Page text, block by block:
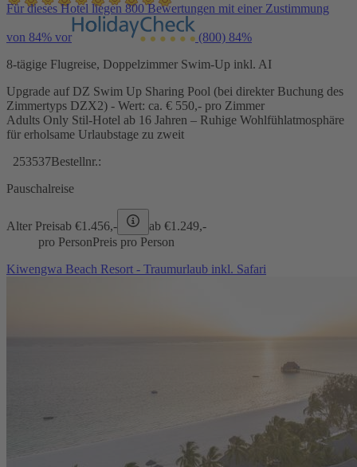
Für dieses Hotel liegen 800 Bewertungen mit einer Zustimmung
von 84% vor (800) 84%
8-tägige Flugreise, Doppelzimmer Swim-Up inkl. AI
Upgrade auf DZ Swim Up Sharing Pool (bei direkter Buchung des
Zimmertyps DZX2) - Wert: ca. € 550,- pro Zimmer
Adults Only Stil-Hotel ab 16 Jahren – Ruhige Wohlfühlatmosphäre
für erholsame Urlaubstage zu zweit
253537Bestellnr.:
Pauschalreise
Alter Preisab €1.456,- ab €1.249,-
pro PersonPreis pro Person
Kiwengwa Beach Resort - Traumurlaub inkl. Safari